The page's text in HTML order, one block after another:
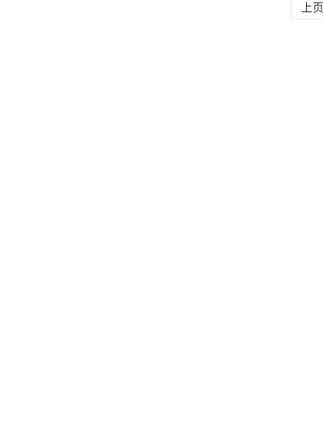
上页